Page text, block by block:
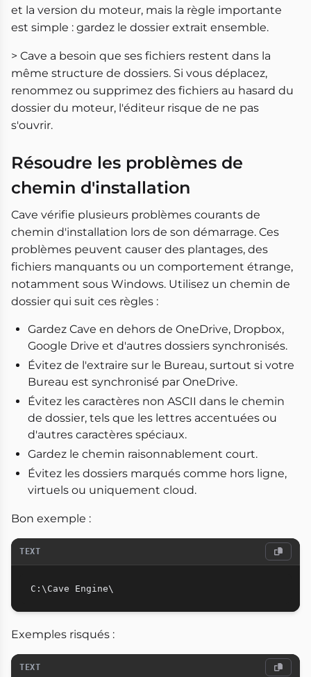
et la version du moteur, mais la règle importante
est simple : gardez le dossier extrait ensemble.
> Cave a besoin que ses fichiers restent dans la
même structure de dossiers. Si vous déplacez,
renommez ou supprimez des fichiers au hasard du
dossier du moteur, l'éditeur risque de ne pas
s'ouvrir.
Résoudre les problèmes de
chemin d'installation
Cave vérifie plusieurs problèmes courants de
chemin d'installation lors de son démarrage. Ces
problèmes peuvent causer des plantages, des
fichiers manquants ou un comportement étrange,
notamment sous Windows. Utilisez un chemin de
dossier qui suit ces règles :
Gardez Cave en dehors de OneDrive, Dropbox,
Google Drive et d'autres dossiers synchronisés.
Évitez de l'extraire sur le Bureau, surtout si votre
Bureau est synchronisé par OneDrive.
Évitez les caractères non ASCII dans le chemin
de dossier, tels que les lettres accentuées ou
d'autres caractères spéciaux.
Gardez le chemin raisonnablement court.
Évitez les dossiers marqués comme hors ligne,
virtuels ou uniquement cloud.
Bon exemple :
TEXT
Exemples risqués :
TEXT